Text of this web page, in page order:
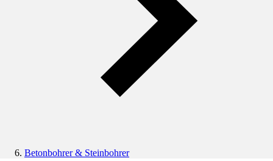
Betonbohrer & Steinbohrer